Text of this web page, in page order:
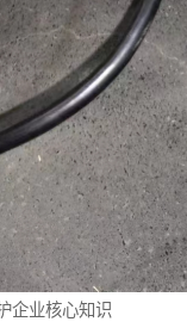
企业核心知识